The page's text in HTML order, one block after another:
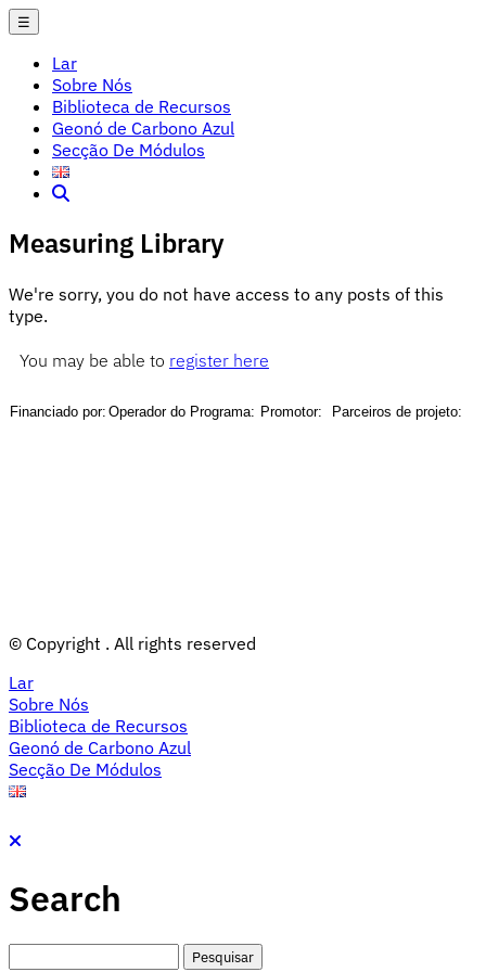
☰
Lar
Sobre Nós
Biblioteca de Recursos
Geonó de Carbono Azul
Secção De Módulos
Measuring Library
We're sorry, you do not have access to any posts of this
type.
You may be able to register here
Financiado por: Operador do Programa: Promotor: Parceiros de projeto:
© Copyright . All rights reserved
Lar
Sobre Nós
Biblioteca de Recursos
Geonó de Carbono Azul
Secção De Módulos
Search